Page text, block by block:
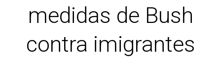
medidas de Bush
contra imigrantes